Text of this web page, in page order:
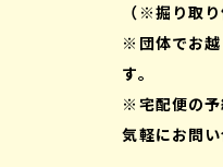
（※掘り取
※団体でお越
す。
※宅配便の予
気軽にお問い